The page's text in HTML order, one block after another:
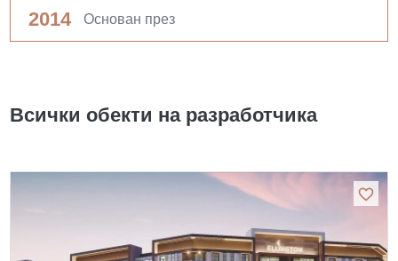
2014 Основан през
Всички обекти на разработчика